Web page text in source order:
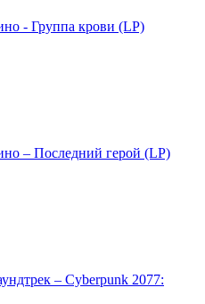
- Группа крови (LP)
– Последний герой (LP)
– Cyberpunk 2077: